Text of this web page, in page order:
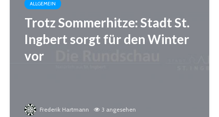
ALLGEMEIN
Trotz Sommerhitze: Stadt St.
Ingbert sorgt für den Winter
vor
Frederik Hartmann 3 angesehen